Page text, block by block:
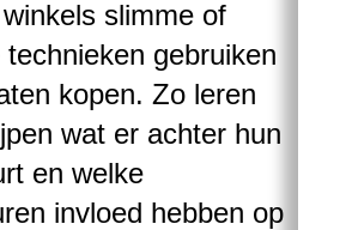
slimme of
gebruiken
kopen. Zo leren
wat er achter hun
en welke
invloed hebben op